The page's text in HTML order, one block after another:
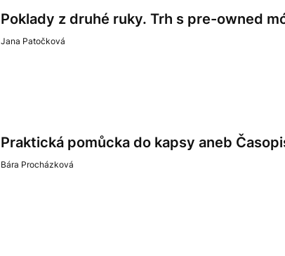
Poklady z druhé ruky. Trh s pre-owned
Jana Patočková
Praktická pomůcka do kapsy aneb
Bára Procházková